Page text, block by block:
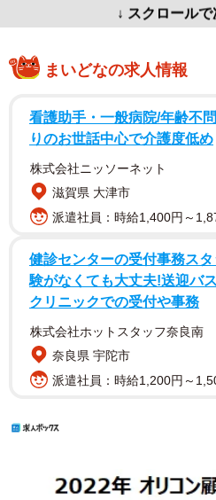
↓ スクロールで
まいどなの求人情報
看護助手・一般病院/年齢不
りのお世話中心で介護度低め
株式会社ニッソーネット
滋賀県 大津市
派遣社員：時給1,400円～
健診センターの受付事務ス
験がなくても大丈夫!送迎バ
クリニックでの受付や事務
株式会社ホットスタッフ奈良南
奈良県 宇陀市
派遣社員：時給1,200円～